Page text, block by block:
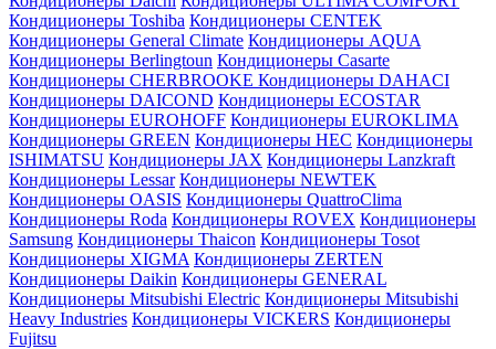
Кондиционеры Toshiba Кондиционеры CENTEK
Кондиционеры General Climate Кондиционеры AQUA
Кондиционеры Berlingtoun Кондиционеры Casarte
Кондиционеры CHERBROOKE Кондиционеры DAHACI
Кондиционеры DAICOND Кондиционеры ECOSTAR
Кондиционеры EUROHOFF Кондиционеры EUROKLIMA
Кондиционеры GREEN Кондиционеры HEC Кондиционеры
ISHIMATSU Кондиционеры JAX Кондиционеры Lanzkraft
Кондиционеры Lessar Кондиционеры NEWTEK
Кондиционеры OASIS Кондиционеры QuattroClima
Кондиционеры Roda Кондиционеры ROVEX Кондиционеры
Samsung Кондиционеры Thaicon Кондиционеры Tosot
Кондиционеры XIGMA Кондиционеры ZERTEN
Кондиционеры Daikin Кондиционеры GENERAL
Кондиционеры Mitsubishi Electric Кондиционеры Mitsubishi
Heavy Industries Кондиционеры VICKERS Кондиционеры
Fujitsu